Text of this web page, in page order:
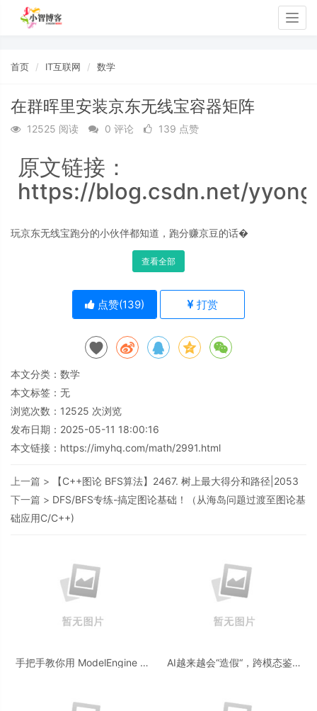
首页 IT互联网 数学
在群晖里安装京东无线宝容器矩阵
12525 阅读 0 评论 139 点赞
原文链接：
https://blog.csdn.net/
玩京东无线宝跑分的小伙伴都知道，跑分赚京豆的话�
查看全部
点赞(139) 打赏
本文分类： 数学
本文标签：无
浏览次数： 12525 次浏览
发布日期：2025-05-11 18:00:16
本文链接： https://imyhq.com/math/2991.html
上一篇 >
【C++图论 BFS算法】2467. 树上最大得分和路径|2053
下一篇 > DFS/BFS专练-搞定图论基础！（从海岛问题过渡至图论基
础应用C/C++)
手把手教你用 ModelEngine 打
AI越来越会“造假“，跨模态鉴伪